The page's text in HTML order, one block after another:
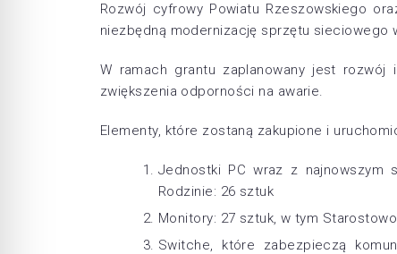
Rozwój cyfrowy Powiatu Rzeszowskiego
niezbędną modernizację sprzętu sieciowego
W ramach grantu zaplanowany jest rozwój
zwiększenia odporności na awarie.
Elementy, które zostaną zakupione i
Jednostki PC wraz z najnowszym
Rodzinie: 26 sztuk
Monitory: 27 sztuk, w tym
Switche, które zabezpieczą